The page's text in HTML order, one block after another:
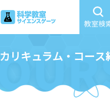
教室検
カリキュラム・コース